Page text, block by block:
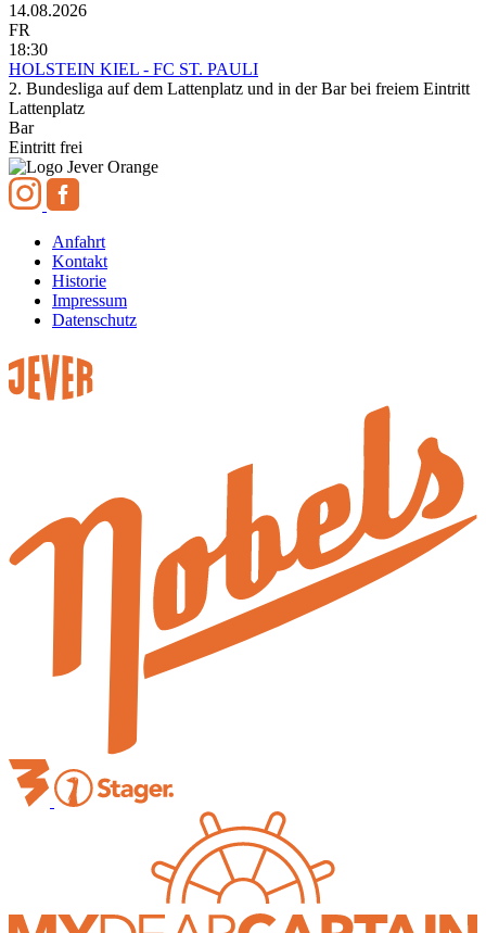
14.08.2026
FR
18:30
HOLSTEIN KIEL - FC ST. PAULI
2. Bundesliga auf dem Lattenplatz und in der Bar bei freiem Eintritt
Lattenplatz
Bar
Eintritt frei
Anfahrt
Kontakt
Historie
Impressum
Datenschutz